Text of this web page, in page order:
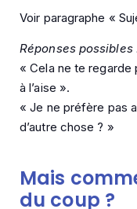
Voir paragraphe «
Réponses possibles
« Cela ne te regarde
à l’aise ».
« Je ne préfère pas
d’autre chose ? »
Mais
du coup ?